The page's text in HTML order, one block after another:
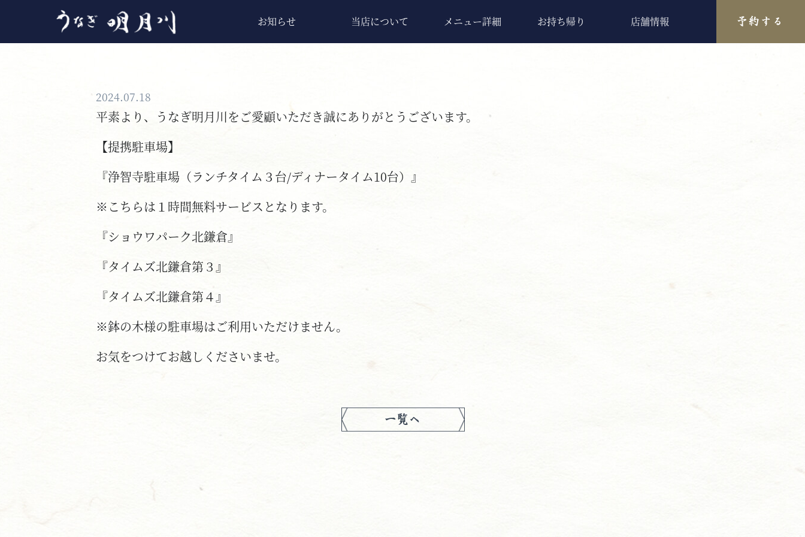
お知らせ 当店について メニュー詳細 お持ち帰り 店舗情報 予約する
2024.07.18
平素より、うなぎ明月川をご愛顧いただき誠にありがとうございます。
【提携駐車場】
『浄智寺駐車場（ランチタイム３台/ディナータイム10台）』
※こちらは１時間無料サービスとなります。
『ショウワパーク北鎌倉』
『タイムズ北鎌倉第３』
『タイムズ北鎌倉第４』
※鉢の木様の駐車場はご利用いただけません。
お気をつけてお越しくださいませ。
一覧へ